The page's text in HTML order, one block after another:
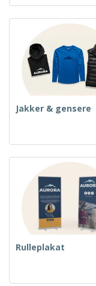
Jakker & gensere
Rulleplakat